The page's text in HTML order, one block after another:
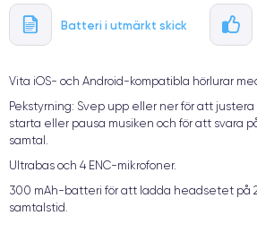
Batteri i utmärkt skick
Vita iOS- och Android-kompatibla hörlurar
Pekstyrning: Svep upp eller ner för att
starta eller pausa musiken och för att svara
samtal.
Ultrabas och 4 ENC-mikrofoner.
300 mAh-batteri för att ladda headsetet på
samtalstid.